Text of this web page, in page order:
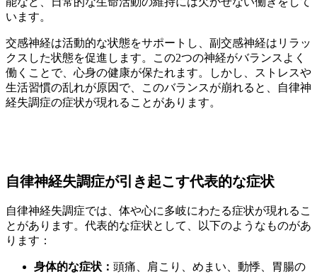
います。
交感神経は活動的な状態をサポートし、副交感神経はリラッ
クスした状態を促進します。この2つの神経がバランスよく
働くことで、心身の健康が保たれます。しかし、ストレスや
生活習慣の乱れが原因で、このバランスが崩れると、自律神
経失調症の症状が現れることがあります。
自律神経失調症が引き起こす代表的な症状
自律神経失調症では、体や心に多岐にわたる症状が現れるこ
とがあります。代表的な症状として、以下のようなものがあ
ります：
身体的な症状： 頭痛、肩こり、めまい、動悸、胃腸の